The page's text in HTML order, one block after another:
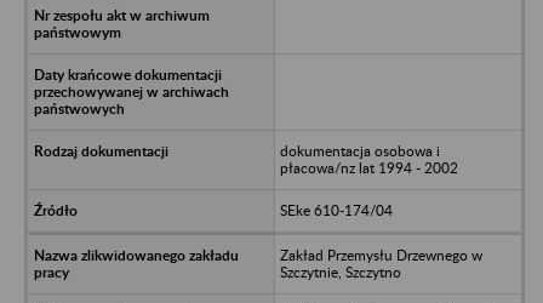
dokumentacja osobowa i
płacowa/nz lat 1994 - 2002
SEke 610-174/04
Zakład Przemysłu Drzewnego w
Szczytnie, Szczytno